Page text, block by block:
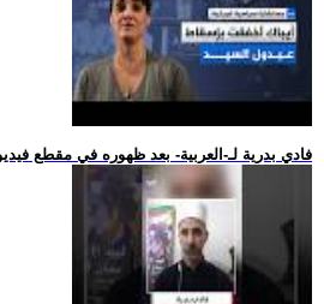
.. فادي بدرية لـ-العربية- بعد ظهوره في مقطع